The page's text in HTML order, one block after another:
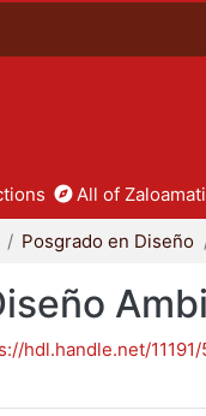
All of Zaloamati
Posgrado en Diseño
hdl.handle.net/